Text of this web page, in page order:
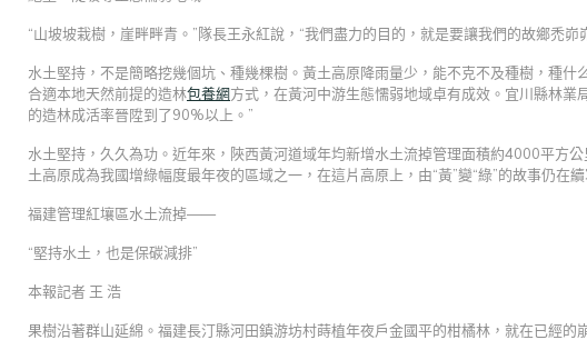
“山坡坡栽樹，崖畔畔青。”隊長王永紅說，“我們盡力的目的，就是要讓我們的故鄉禿峁
水土堅持，不是簡略挖幾個坑、種幾棵樹。黃土高原降雨量少，能不克不及種樹，種
合適本地天然前提的造林包養網方式，在黃河中游生態懦弱地域卓有成效。宜川縣林
的造林成活率晉陞到了90%以上。”
水土堅持，久久為功。近年來，陜西黃河道域年均新增水土流掉管理面積約4000平方
土高原成為我國增綠幅度最年夜的區域之一，在這片高原上，由“黃”變“綠”的故事仍在續
福建管理紅壤區水土流掉——
“堅持水土，也是保碳減排”
本報記者 王 浩
果樹沿著群山延綿。福建長汀縣河田鎮游坊村蒔植年夜戶金國平的柑橘林，就在已經的